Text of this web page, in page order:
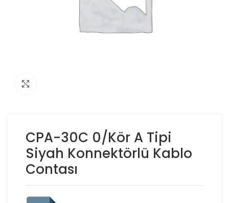
CPA-30C 0/Kör A Tipi
Siyah Konnektörlü Kablo
Contası